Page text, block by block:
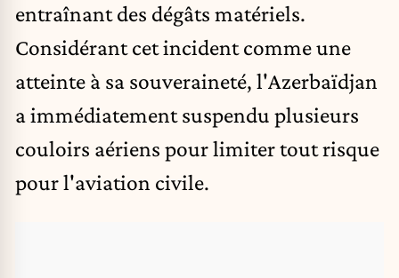
entraînant des dégâts matériels.
Considérant cet incident comme une
atteinte à sa souveraineté, l'Azerbaïdjan
a immédiatement suspendu plusieurs
couloirs aériens pour limiter tout risque
pour l'aviation civile.